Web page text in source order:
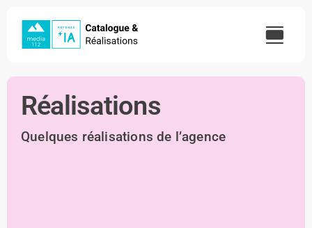
content
Réalisations
Quelques réalisations de l’agence